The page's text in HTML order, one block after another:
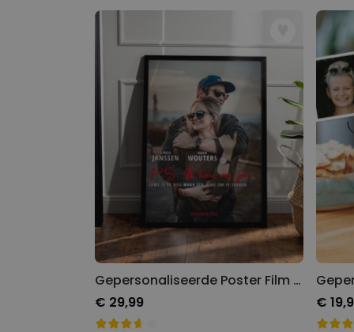
Gepersonaliseerde Poster Film 'PS I Love You'
€ 29,99
€